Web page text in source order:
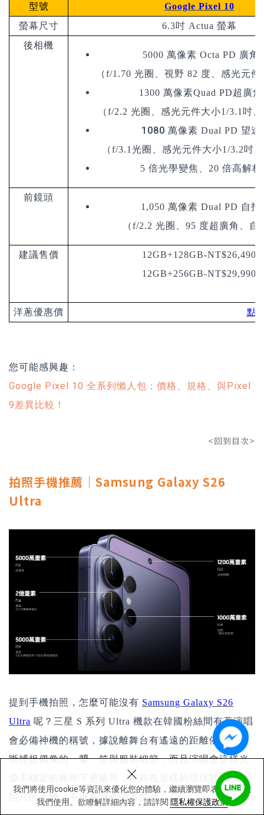
我們將使用cookie等資訊來優化您的體驗，繼續瀏覽即表示您同意
我們使用。欲瞭解詳細內容，請詳閱 隱私權保護政策
×
型號
Google Pixel 10
螢幕尺寸
6.3吋 Actua 螢幕
後相機
5000 萬像素 Octa PD 廣角
（f/1.70 光圈、視野 82 度、感光元
1300 萬像素Quad PD超廣
（f/2.2 光圈、感光元件大小1/3.1吋
1080 萬像素 Dual PD 望遠
（f/3.1光圈、 感光元件大小1/3.2吋
5 倍光學變焦、20 倍高解
前鏡頭
1,050 萬像素 Dual PD 自拍
（f/2.2 光圈、95 度超廣角、自
建議售價
12GB+128GB-NT$26,490
12GB+256GB-NT$29,990
洋蔥優惠價 點
您可能感興趣：
Google Pixel 10 全系列懶人包：價格、規格、與Pixel
9差異比較！
<回到目次>
拍照手機推薦｜Samsung Galaxy S26
Ultra
提到手機拍照，怎麼可能沒有 Samsung Galaxy S26
Ultra 呢？三星 S 系列 Ultra 機款在韓國粉絲間有著演唱
會必備神機的稱號，據說離舞台有遙遠的距離依然能清
晰捕捉偶像的一顰一笑與服裝細節，而且演唱會這樣光
源不穩定的條件下更嚴苛，能夠在這樣的環境拍出絕佳
照片的手機，不推薦就真的可惜啦。